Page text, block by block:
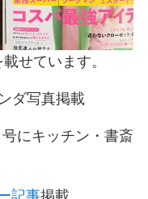
せています。
ダ写真掲載
にキッチン・書斎
記事掲載